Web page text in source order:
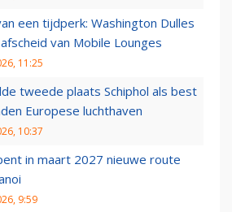
een tijdperk: Washington Dulles
van Mobile Lounges
11:25
tweede plaats Schiphol als best
Europese luchthaven
10:37
in maart 2027 nieuwe route
9:59